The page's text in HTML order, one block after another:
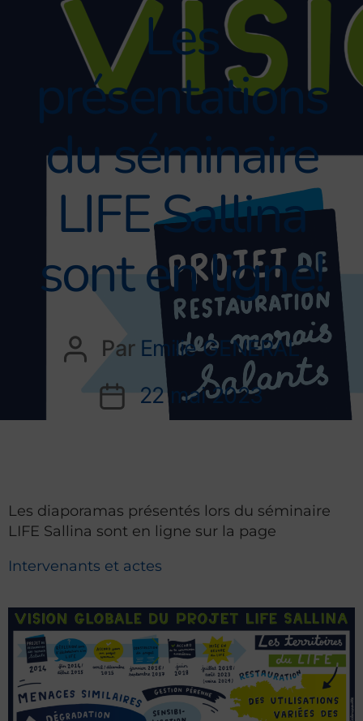
Les
présentations
du séminaire
LIFE Sallina
sont en ligne!
Par Emilie GENERAL
22 mai 2023
Les diaporamas présentés lors du séminaire
LIFE Sallina sont en ligne sur la page
Intervenants et actes